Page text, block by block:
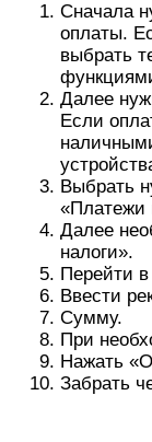
Сначала
оплаты.
выбрать
Далее
Если
Выбрать
«Платежи
Далее
налоги».
Перейти в
Ввести
Сумму.
При
Нажать
Забрать